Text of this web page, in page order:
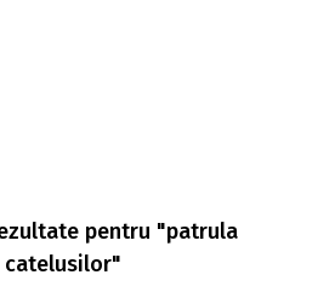
pentru "patrula
catelusilor"